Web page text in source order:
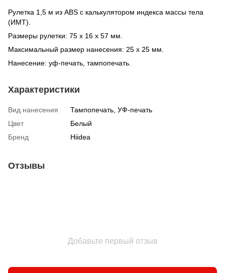
Рулетка 1,5 м из ABS с калькулятором индекса массы тела
(ИМТ).
Размеры рулетки: 75 x 16 x 57 мм.
Максимальный размер нанесения: 25 х 25 мм.
Нанесение: уф-печать, тампопечать.
Характеристики
Вид нанесения
Тампопечать, УФ-печать
Цвет
Белый
Бренд
Hiidea
Отзывы
Добавьте первый отзыв